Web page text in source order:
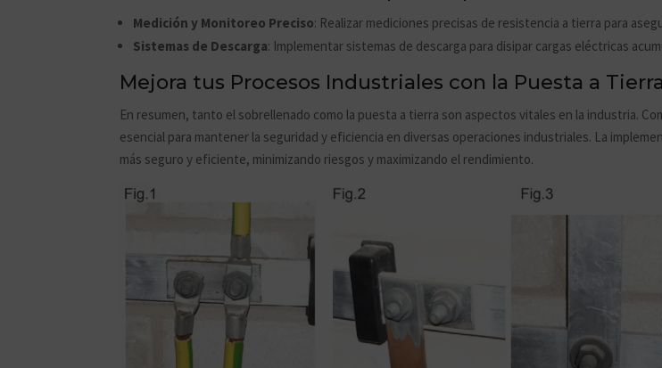
Medición y Monitoreo Preciso: Realizar mediciones precisas de resistencia a tierra para
Sistemas de Descarga: Implementar sistemas de descarga para disipar cargas eléctricas
Mejora tus Procesos Industriales con la Puesta a
En resumen, tanto el sobrellenado como la puesta a tierra son aspectos vitales en la industria.
esencial para mantener la seguridad y eficiencia en diversas operaciones industriales. La
más seguro y eficiente, minimizando riesgos y maximizando el rendimiento.